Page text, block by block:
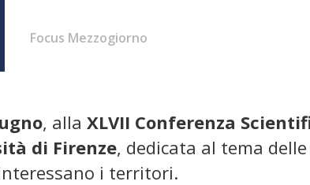
Focus Mezzogiorno
, alla XLVII Conferenza
di Firenze, dedicata al tema
i territori.